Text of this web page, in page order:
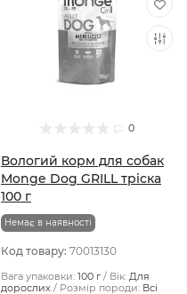
0
Вологий корм для собак
Monge Dog GRILL тріска
100 г
Немає в наявності
Код товару: 70013130
Вага упаковки: 100 г Вік: Для
дорослих
Розмір породи: Всі